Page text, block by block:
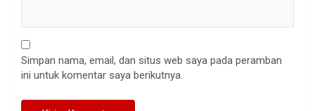
Simpan nama, email, dan situs web saya pada peramban
ini untuk komentar saya berikutnya.